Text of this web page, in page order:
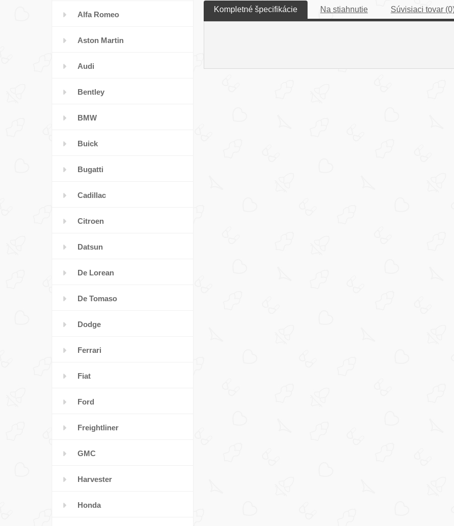
Alfa Romeo
Aston Martin
Audi
Bentley
BMW
Buick
Bugatti
Cadillac
Citroen
Datsun
De Lorean
De Tomaso
Dodge
Ferrari
Fiat
Ford
Freightliner
GMC
Harvester
Honda
Kompletné špecifikácie Na stiahnutie Súvisiaci tovar